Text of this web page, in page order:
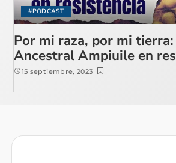
#PODCAST
Por mi raza, por mi
Ancestral Ampiuile en
15 septiembre, 2023